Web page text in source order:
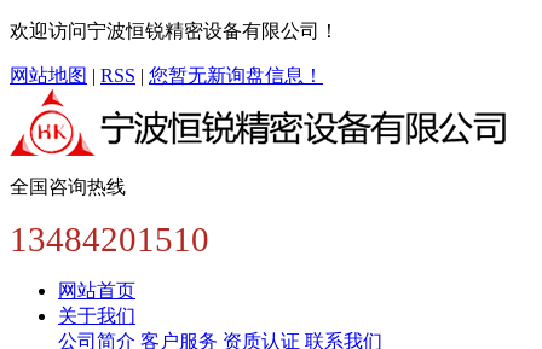
欢迎访问宁波恒锐精密设备有限公司！
网站地图 | RSS | 您暂无新询盘信息！
全国咨询热线
13484201510
网站首页
关于我们
公司简介 客户服务 资质认证 联系我们